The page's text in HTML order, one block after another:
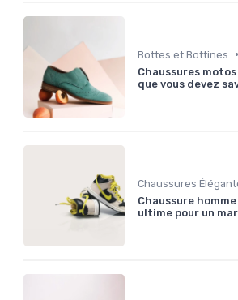
Bottes et Bottines •
Chaussures
que vous devez
Chaussure
ultime pour un